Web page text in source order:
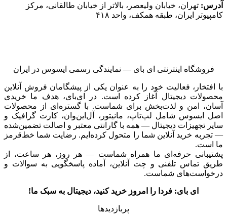
آدرس: تهران، خیابان ولیعصر، بالاتر از خیابان طالقانی، مرکز
کامپیوتر ایران، طبقه همکف، واحد ۴۱۸
فروشگاه اینترنتی ای‌ بای — نمایندگی رسمی ایسوس در ایران
با افتخار، فعالیت خود را به عنوان یکی از پیشگامان فروش آنلاین
محصولات دیجیتال آغاز کرده است. در ای‌بای، هدف ما خریدی
آسان، امن و لذت‌بخش برای شماست. با گستره‌ای از محصولات
اصل ایسوس شامل لپ‌تاپ، مانیتور، آل‌این‌وان، کارت گرافیک و
سایر تجهیزات دیجیتال — همه با گارانتی معتبر و اصالت تضمین‌شده
— تجربه خرید آنلاین شما را متحول کرده‌ایم. رضایت شما خط‌قرمز
ما است.
پشتیبانی حرفه‌ای ما همراه شماست — هر روز، هر ساعت، از
طریق تماس تلفنی و چت آنلاین، آماده پاسخگویی به سوالات و
درخواست‌های شماست.
ای بای: فردا را امروز خرید کنید، دیجیتال به سبک ما!
پربازدیدها